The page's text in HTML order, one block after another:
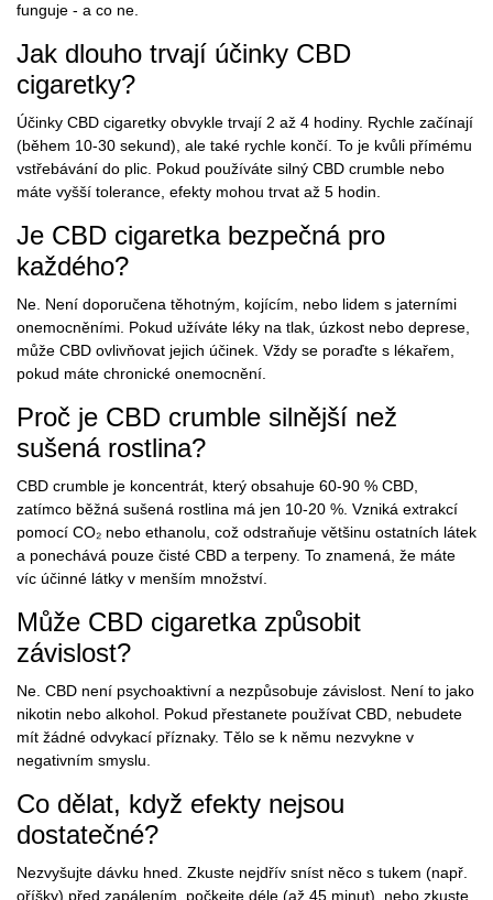
funguje - a co ne.
Jak dlouho trvají účinky CBD
cigaretky?
Účinky CBD cigaretky obvykle trvají 2 až 4 hodiny. Rychle začínají
(během 10-30 sekund), ale také rychle končí. To je kvůli přímému
vstřebávání do plic. Pokud používáte silný CBD crumble nebo
máte vyšší tolerance, efekty mohou trvat až 5 hodin.
Je CBD cigaretka bezpečná pro
každého?
Ne. Není doporučena těhotným, kojícím, nebo lidem s jaterními
onemocněními. Pokud užíváte léky na tlak, úzkost nebo deprese,
může CBD ovlivňovat jejich účinek. Vždy se poraďte s lékařem,
pokud máte chronické onemocnění.
Proč je CBD crumble silnější než
sušená rostlina?
CBD crumble je koncentrát, který obsahuje 60-90 % CBD,
zatímco běžná sušená rostlina má jen 10-20 %. Vzniká extrakcí
pomocí CO₂ nebo ethanolu, což odstraňuje většinu ostatních látek
a ponechává pouze čisté CBD a terpeny. To znamená, že máte
víc účinné látky v menším množství.
Může CBD cigaretka způsobit
závislost?
Ne. CBD není psychoaktivní a nezpůsobuje závislost. Není to jako
nikotin nebo alkohol. Pokud přestanete používat CBD, nebudete
mít žádné odvykací příznaky. Tělo se k němu nezvykne v
negativním smyslu.
Co dělat, když efekty nejsou
dostatečné?
Nezvyšujte dávku hned. Zkuste nejdřív sníst něco s tukem (např.
oříšky) před zapálením, počkejte déle (až 45 minut), nebo zkuste